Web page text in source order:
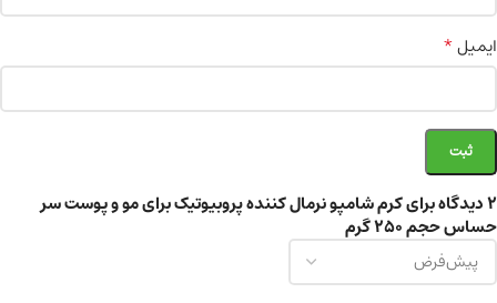
2 دیدگاه برای کرم شامپو نرمال کننده پروبیوتیک برای مو و پوست سر
حساس حجم 250 گرم
ایمیل*